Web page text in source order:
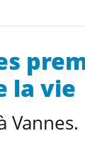
la vie
Vannes.